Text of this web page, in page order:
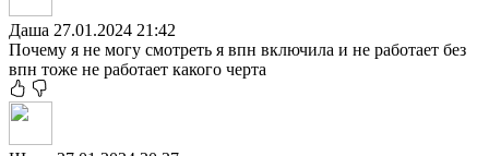
Даша 27.01.2024 21:42
Почему я не могу смотреть я впн включила и не работает без
впн тоже не работает какого черта